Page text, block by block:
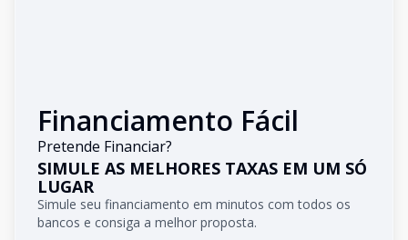
Financiamento Fácil
Pretende Financiar?
SIMULE AS MELHORES TAXAS EM UM SÓ
LUGAR
Simule seu financiamento em minutos com todos os
bancos e consiga a melhor proposta.